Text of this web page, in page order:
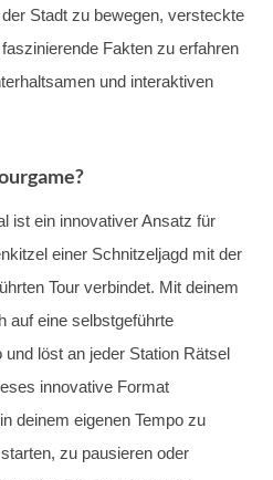
Stadt zu bewegen, versteckte
Fakten zu erfahren
und interaktiven
ist ein innovativer Ansatz für
einer Schnitzeljagd mit der
Tour verbindet. Mit deinem
auf eine selbstgeführte
löst an jeder Station Rätsel
innovative Format
deinem eigenen Tempo zu
zu pausieren oder